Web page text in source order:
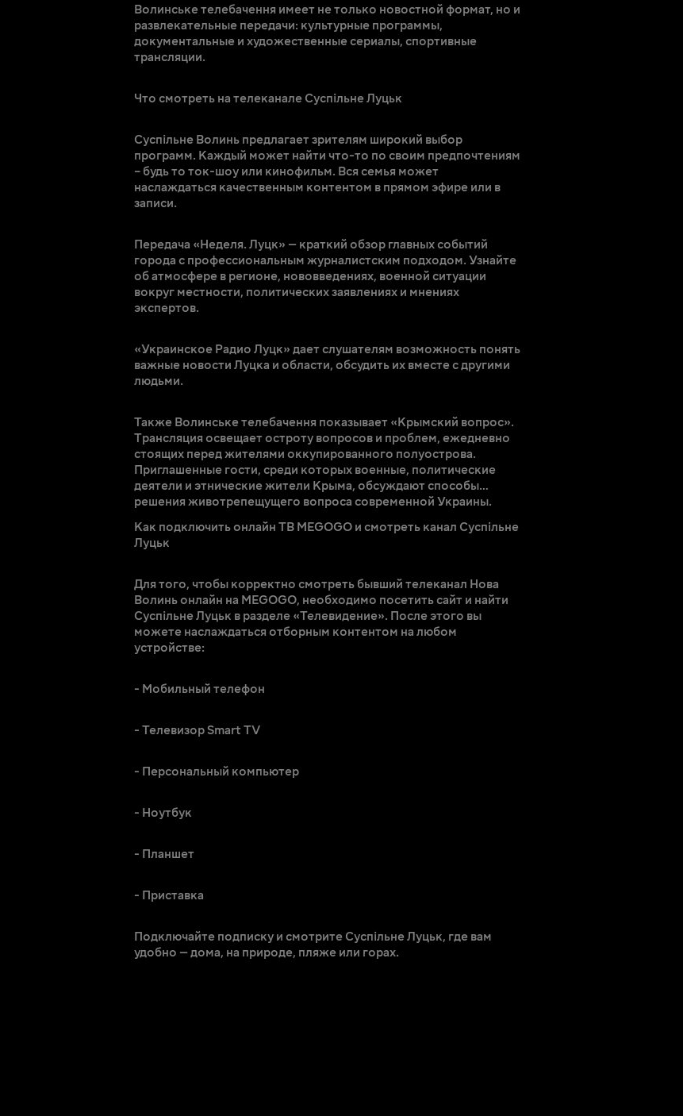
Волинське телебачення имеет не только новостной формат, но и
развлекательные передачи: культурные программы,
документальные и художественные сериалы, спортивные
трансляции.
Что смотреть на телеканале Суспільне Луцьк
Суспільне Волинь предлагает зрителям широкий выбор
программ. Каждый может найти что-то по своим предпочтениям
– будь то ток-шоу или кинофильм. Вся семья может
наслаждаться качественным контентом в прямом эфире или в
записи.
Передача «Неделя. Луцк» — краткий обзор главных событий
города с профессиональным журналистским подходом. Узнайте
об атмосфере в регионе, нововведениях, военной ситуации
вокруг местности, политических заявлениях и мнениях
экспертов.
«Украинское Радио Луцк» дает слушателям возможность понять
важные новости Луцка и области, обсудить их вместе с другими
людьми.
Также Волинське телебачення показывает «Крымский вопрос».
Трансляция освещает остроту вопросов и проблем, ежедневно
стоящих перед жителями оккупированного полуострова.
Приглашенные гости, среди которых военные, политические
деятели и этнические жители Крыма, обсуждают способы
решения животрепещущего вопроса современной Украины.
Как подключить онлайн ТВ MEGOGO и смотреть канал Суспільне
Луцьк
Для того, чтобы корректно смотреть бывший телеканал Нова
Волинь онлайн на MEGOGO, необходимо посетить сайт и найти
Суспільне Луцьк в разделе «Телевидение». После этого вы
можете наслаждаться отборным контентом на любом
устройстве:
- Мобильный телефон
- Телевизор Smart TV
- Персональный компьютер
- Ноутбук
- Планшет
- Приставка
Подключайте подписку и смотрите Суспільне Луцьк, где вам
удобно — дома, на природе, пляже или горах.